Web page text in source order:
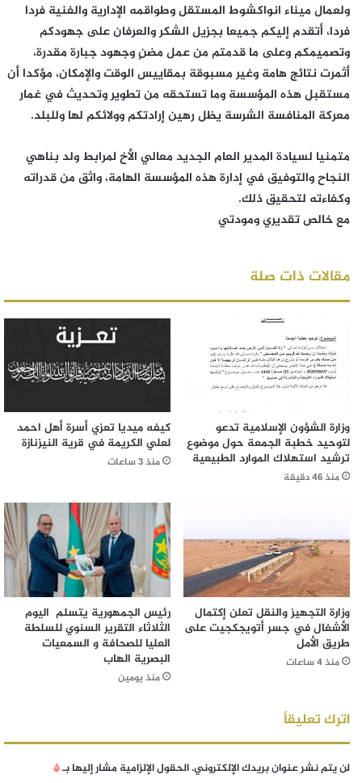
ولعمال ميناء انواكشوط المستقل وطواقمه الإدارية والفنية فردا
فردا، أتقدم إليكم جميعا بجزيل الشكر والعرفان على جهودكم
وتصميمكم وعلى ما قدمتم من عمل مضنٍ وجهود جبارة مقدرة،
أثمرت نتائج هامة وغير مسبوقة بمقاييس الوقت والإمكان، مؤكدا أن
مستقبل هذه المؤسسة وما تستحقه من تطوير وتحديث في غمار
معركة المنافسة الشرسة يظل رهين إرادتكم وولائكم لها وللبلد.
متمنيا لسيادة المدير العام الجديد معالي الأخ لمرابط ولد بناهي
النجاح والتوفيق في إدارة هذه المؤسسة الهامة، واثق من قدراته
وكفاءته لتحقيق ذلك.
مع خالص تقديري ومودتي
مقالات ذات صلة
وزارة الشؤون الإسلامية تدعو
لتوحيد خطبة الجمعة حول موضوع
ترشيد استهلاك الموارد الطبيعية
منذ 46 دقيقة
كيفه ميديا تعزي أسرة أهل احمد
لعلي الكريمة في قرية النيزنازة
منذ 3 ساعات
وزارة التجهيز والنقل تعلن إكتمال
الأشغال في جسر أتويجكجيت على
طريق الأمل
منذ 4 ساعات
رئيس الجمهورية يتسلم اليوم
الثلاثاء التقرير السنوي للسلطة
العليا للصحافة و السمعيات
البصرية الهاب
منذ يومين
اترك تعليقاً
لن يتم نشر عنوان بريدك الإلكتروني.الحقول الإلزامية مشار إليها بـ*